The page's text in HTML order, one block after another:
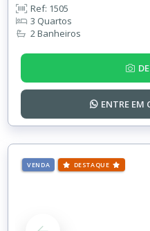
Ref: 1505
3 Quartos
2 Banheiros
ENTRE EM
VENDA DESTAQUE